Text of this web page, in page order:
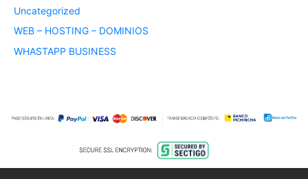
Uncategorized
WEB – HOSTING – DOMINIOS
WHASTAPP BUSINESS